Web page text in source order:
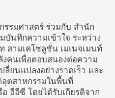
รมศาสตร์ ร่วมกับ สำนัก
บันทึกความเข้าใจ ระหว่าง
สามเคโซลูชั่น เมเนจเมนท์
คนเพื่อตอบสนองต่อความ
ลี่ยนแปลงอย่างรวดเร็ว และ
ตสาหกรรมในพื้นที่
อีอีซี โดยได้รับเกียรติจาก